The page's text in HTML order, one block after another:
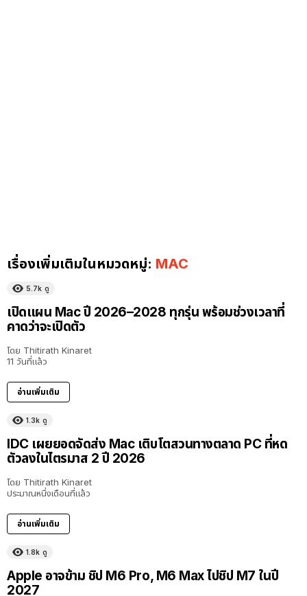
เรื่องเพิ่มเติมในหมวดหมู่: MAC
5.7k ดู
เปิดแผน Mac ปี 2026–2028 ทุกรุ่น พร้อมช่วงเวลาที่
คาดว่าจะเปิดตัว
โดย Thitirath Kinaret
11 วันที่แล้ว
อ่านเพิ่มเติม
1.3k ดู
IDC เผยยอดจัดส่ง Mac เติบโตสวนทางตลาด PC ที่หด
ตัวลงในไตรมาส 2 ปี 2026
โดย Thitirath Kinaret
ประมาณหนึ่งเดือนที่แล้ว
อ่านเพิ่มเติม
1.8k ดู
Apple อาจข้าม ชิป M6 Pro, M6 Max ไปชิป M7 ในปี
2027